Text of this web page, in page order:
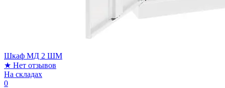
Шкаф МД 2 ШМ
★ Нет отзывов
На складах
0